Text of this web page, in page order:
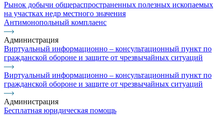
Рынок добычи общераспространенных полезных ископаемых
на участках недр местного значения
Антимонопольный комплаенс
Администрация
Виртуальный информационно – консультационный пункт по
гражданской обороне и защите от чрезвычайных ситуаций
Виртуальный информационно – консультационный пункт по
гражданской обороне и защите от чрезвычайных ситуаций
Администрация
Бесплатная юридическая помощь